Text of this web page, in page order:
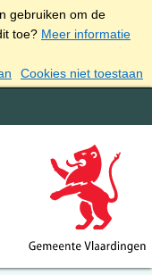
gebruiken om de
toe? Meer informatie
Cookies niet toestaan